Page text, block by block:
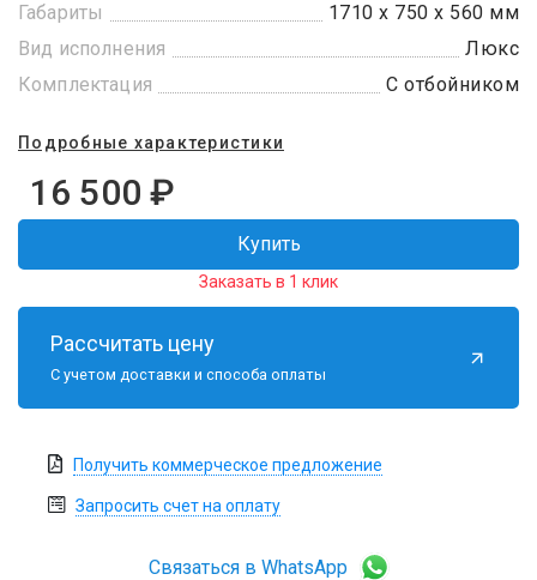
Габариты
1710 х 750 х 560 мм
Вид исполнения
Люкс
Комплектация
С отбойником
Подробные характеристики
16 500₽
Купить
Заказать в 1 клик
Рассчитать цену
С учетом доставки и способа оплаты
Получить коммерческое предложение
Запросить счет на оплату
Связаться в WhatsApp